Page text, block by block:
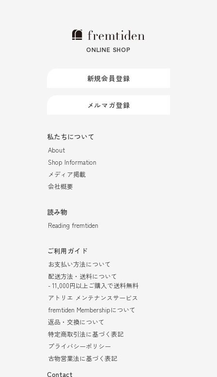
ONLINE SHOP
新規会員登録
メルマガ登録
私たちについて
About
Shop Information
メディア掲載
会社概要
読み物
Reading fremtiden
ご利用ガイド
お支払い方法について
配送方法・送料について
- 11,000円以上ご購入で送料無料
アトリエ メンテナンスサービス
fremtiden Membershipについて
返品・交換について
特定商取引法に基づく表記
プライバシーポリシー
古物営業法に基づく表記
Contact